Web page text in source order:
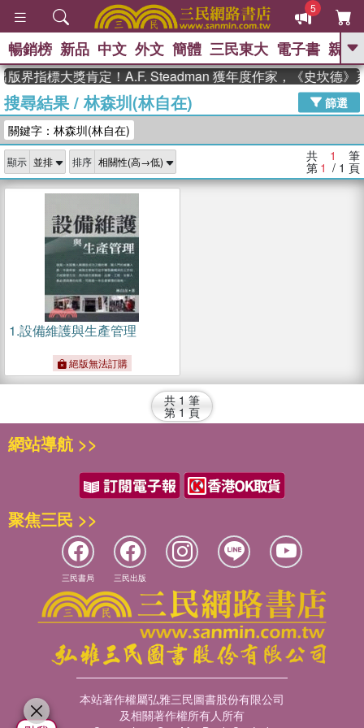
5
GO
熱搜： 高希均教授回憶錄
、 The Odyssey 、 父親節 、 如果歷
獎 臺灣漫遊錄 、 方念華 、 台灣的李
登輝時代
數學女孩：黎曼猜想 、
偉大的迷走神經
暢銷榜 新品 中文 外文 簡體 三民東大 電子書 親子
界指標大獎肯定！A.F. Steadman 獲年度作家，《史坎德》
搜尋結果/林森圳(林自在)
篩選
關鍵字：林森圳(林自在)
顯示 排序 共 1 筆
第 1 / 1 頁
1.設備維護與生產管理
絕版無法訂購
共 1 筆
第 1 頁
網站導航 >>
聚焦三民 >>
三民書局 三民出版
本站著作權屬弘雅三民圖書股份有限公司
及相關著作權所有人所有